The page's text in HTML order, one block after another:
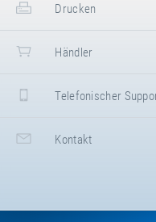
Drucken
Händler
Telefonischer
Kontakt